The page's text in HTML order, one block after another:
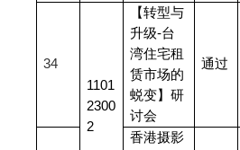
34
1101
2300
2
【转型与
升级-台
湾住宅租
赁市场的
蜕变】研
讨会
通过
香港摄影